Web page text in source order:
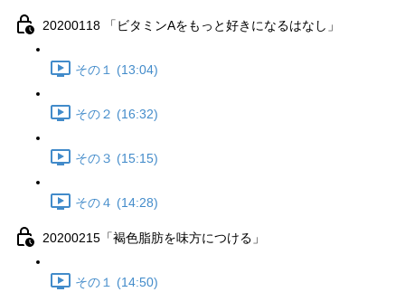
20200118 「ビタミンAをもっと好きになるはなし」
その１ (13:04)
その２ (16:32)
その３ (15:15)
その４ (14:28)
20200215「褐色脂肪を味方につける」
その１ (14:50)